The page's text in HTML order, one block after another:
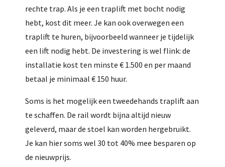
rechte trap. Als je een traplift met bocht nodig
hebt, kost dit meer. Je kan ook overwegen een
traplift te huren, bijvoorbeeld wanneer je tijdelijk
een lift nodig hebt. De investering is wel flink: de
installatie kost ten minste € 1.500 en per maand
betaal je minimaal € 150 huur.
Soms is het mogelijk een tweedehands traplift aan
te schaffen. De rail wordt bijna altijd nieuw
geleverd, maar de stoel kan worden hergebruikt.
Je kan hier soms wel 30 tot 40% mee besparen op
de nieuwprijs.